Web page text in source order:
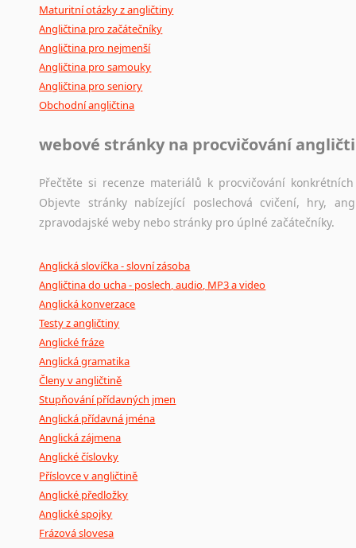
Maturitní otázky z angličtiny
Angličtina pro začátečníky
Angličtina pro nejmenší
Angličtina pro samouky
Angličtina pro seniory
Obchodní angličtina
webové stránky na procvičování
Přečtěte si recenze materiálů k procvičování
Objevte stránky nabízející poslechová cvičení, hry,
zpravodajské weby nebo stránky pro úplné začátečníky.
Anglická slovíčka - slovní zásoba
Angličtina do ucha - poslech, audio, MP3 a video
Anglická konverzace
Testy z angličtiny
Anglické fráze
Anglická gramatika
Členy v angličtině
Stupňování přídavných jmen
Anglická přídavná jména
Anglická zájmena
Anglické číslovky
Příslovce v angličtině
Anglické předložky
Anglické spojky
Frázová slovesa